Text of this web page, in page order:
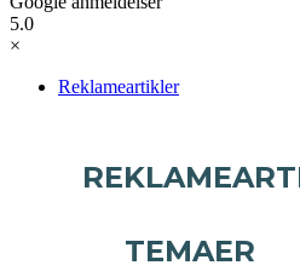
5.0
×
Reklameartikler
TEMAER